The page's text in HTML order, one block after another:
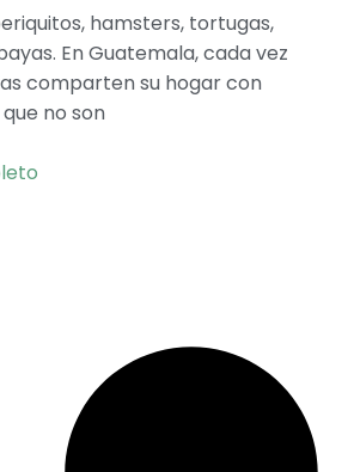
hamsters, tortugas,
En Guatemala, cada vez
comparten su hogar con
no son